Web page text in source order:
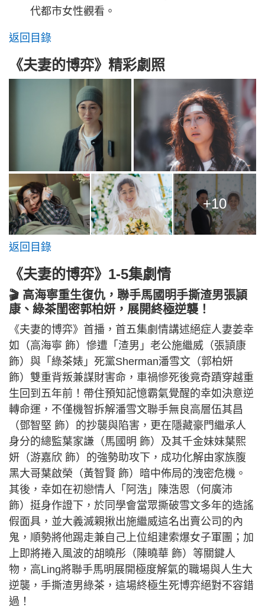
代都市女性觀看。
返回目錄
《夫妻的博弈》精彩劇照
+10
返回目錄
《夫妻的博弈》1-5集劇情
🎬 高海寧重生復仇，聯手馬國明手撕渣男張頴
康、綠茶閨密郭柏妍，展開終極逆襲！
《夫妻的博弈》首播，首五集劇情講述絕症人妻姜幸
如（高海寧 飾）慘遭「渣男」老公施繼威（張頴康
飾）與「綠茶婊」死黨Sherman潘雪文（郭柏妍
飾）雙重背叛兼謀財害命，車禍慘死後竟奇蹟穿越重
生回到五年前！帶住預知記憶霸氣覺醒的幸如決意逆
轉命運，不僅機智拆解潘雪文聯手無良高層伍其昌
（鄧智堅 飾）的抄襲與陷害，更在隱藏豪門繼承人
身分的總監葉家謙（馬國明 飾）及其千金妹妹葉熙
妍（游嘉欣 飾）的強勢助攻下，成功化解由家族腹
黑大哥葉啟榮（黃智賢 飾）暗中佈局的洩密危機。
其後，幸如在初戀情人「阿浩」陳浩恩（何廣沛
飾）挺身作證下，於同學會當眾撕破雪文多年的造謠
假面具，並大義滅親揪出施繼威這名出賣公司的內
鬼，順勢將他踢走兼自己上位組建索爆女子軍團；加
上即將捲入風波的胡曉彤（陳曉華 飾）等關鍵人
物，高Ling將聯手馬明展開極度解氣的職場與人生大
逆襲，手撕渣男綠茶，這場終極生死博弈絕對不容錯
過！